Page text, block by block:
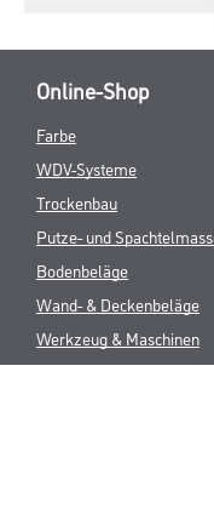
Online-Shop
Farbe
WDV-Systeme
Trockenbau
Putze- und
Bodenbeläge
Wand- & Deckenbeläge
Werkzeug & Maschinen